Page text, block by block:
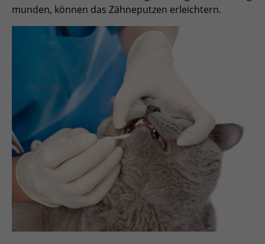
munden, können das Zähneputzen erleichtern.